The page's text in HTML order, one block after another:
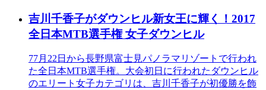
吉川千香子がダウンヒル新女王に輝く！2017
全日本MTB選手権 女子ダウンヒル
77月22日から長野県富士見パノラマリゾートで行われ
た全日本MTB選手権。大会初日に行われたダウンヒル
のエリート女子カテゴリは、吉川千香子が初優勝を飾